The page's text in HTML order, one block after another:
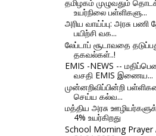
தமிழகம் முழுவதும்
உயர்நிலை பள்ளிகளு...
அரிய வாய்ப்பு: அரசு பணி
பயிற்சி வக...
லேப்டாப் சூடாவதை
தகவல்கள்..!
EMIS -NEWS --
வசதி EMIS இணைய...
முன்னறிவிப்பின்றி
செய்ய கல்வ...
மத்திய அரசு
4% உயர்கிறது
School Morning Prayer